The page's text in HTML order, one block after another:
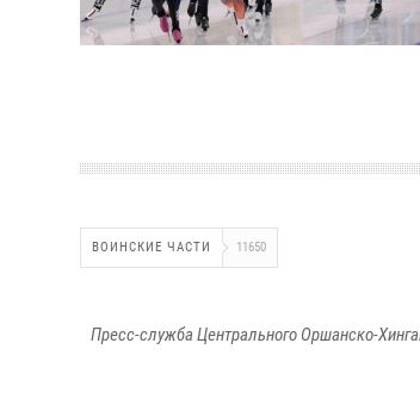
ВОИНСКИЕ ЧАСТИ 11650
Пресс-служба Центрального Оршанско-